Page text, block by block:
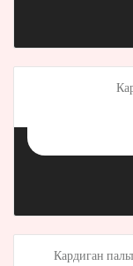
Кардиган